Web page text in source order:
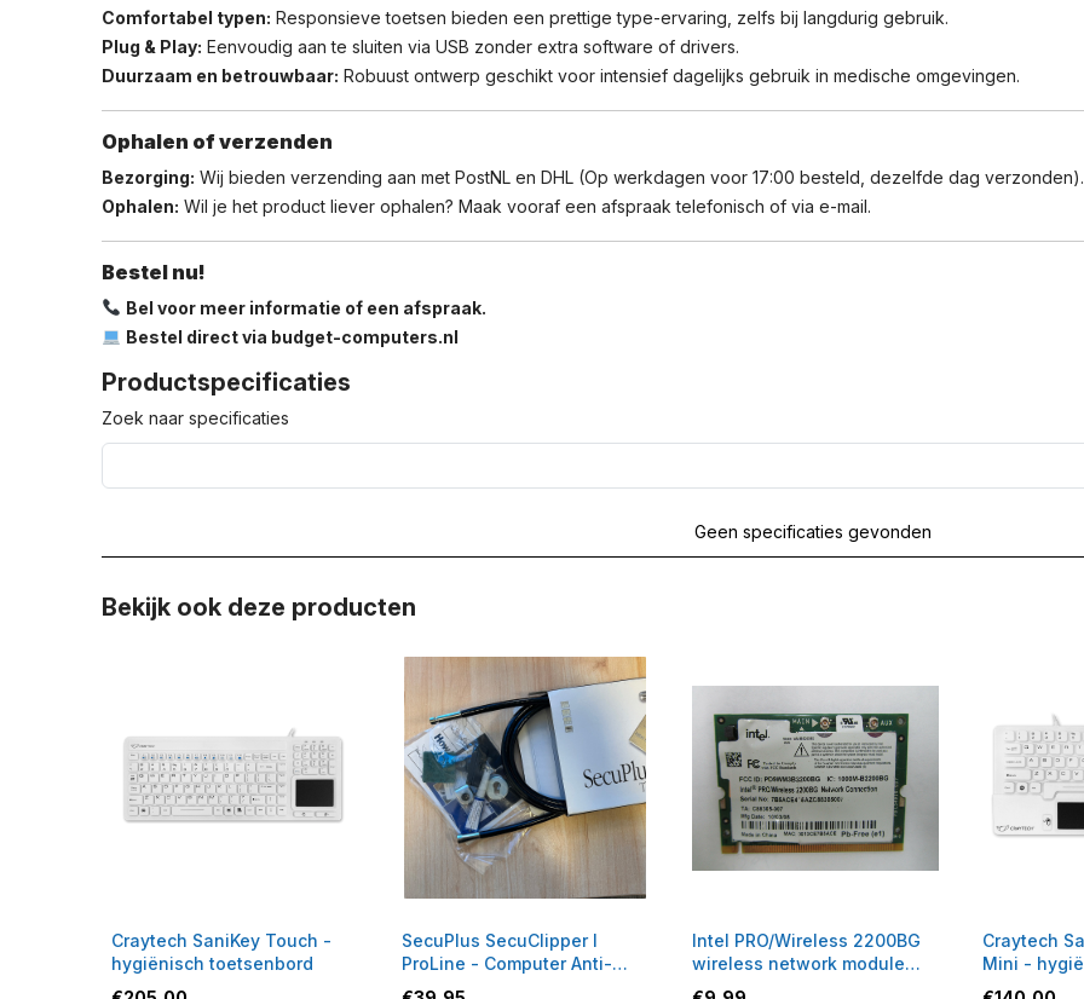
Comfortabel typen: Responsieve toetsen bieden een prettige type-ervaring, zelfs bij langdurig gebruik.
Plug & Play: Eenvoudig aan te sluiten via USB zonder extra software of drivers.
Duurzaam en betrouwbaar: Robuust ontwerp geschikt voor intensief dagelijks gebruik in medische omgevingen.
Ophalen of verzenden
Bezorging: Wij bieden verzending aan met PostNL en DHL (Op werkdagen voor 17:00 besteld, dezelfde dag verzonden).
Ophalen: Wil je het product liever ophalen? Maak vooraf een afspraak telefonisch of via e-mail.
Bestel nu!
Bel voor meer informatie of een afspraak.
Bestel direct via budget-computers.nl
Productspecificaties
Zoek naar specificaties
Geen specificaties gevonden
Bekijk ook deze producten
Craytech SaniKey Touch -
hygiënisch toetsenbord
SecuPlus SecuClipper I
ProLine - Computer Anti-
diefstal Slot
Intel PRO/Wireless 2200BG
wireless network module
WLAN
Craytech
Mini -